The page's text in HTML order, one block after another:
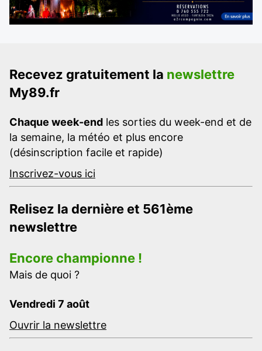
Recevez gratuitement la newslettre
My89.fr
Chaque week-end les sorties du week-end et de
la semaine, la météo et plus encore
(désinscription facile et rapide)
Inscrivez-vous ici
Relisez la dernière et 561ème
newslettre
Encore championne !
Mais de quoi ?
Vendredi 7 août
Ouvrir la newslettre